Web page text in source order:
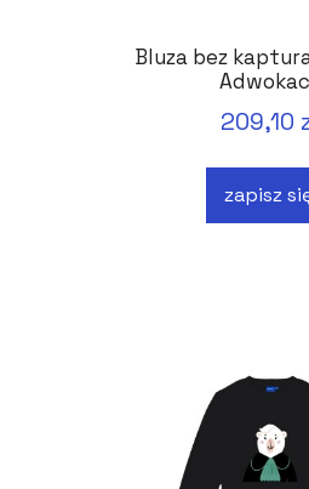
Bluza bez
209,10
zapisz